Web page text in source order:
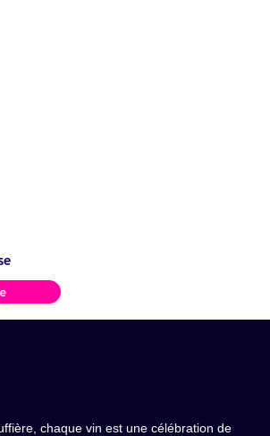
chaque vin est une célébration de